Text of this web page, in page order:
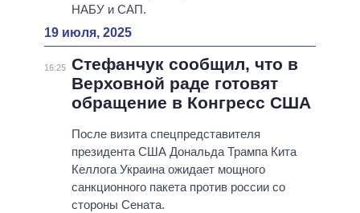
НАБУ и САП.
19 июля, 2025
16:25 Стефанчук сообщил, что в
Верховной раде готовят
обращение в Конгресс США
После визита спецпредставителя
президента США Дональда Трампа Кита
Келлога Украина ожидает мощного
санкционного пакета против россии со
стороны Сената.